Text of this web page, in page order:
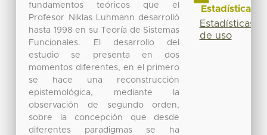
fundamentos teóricos que el
Profesor Niklas Luhmann desarrolló
hasta 1998 en su Teoría de Sistemas
Funcionales. El desarrollo del
estudio se presenta en dos
momentos diferentes, en el primero
se hace una reconstrucción
epistemológica, mediante la
observación de segundo orden,
sobre la concepción que desde
diferentes paradigmas se ha
Estadísticas
Estadísticas
de uso